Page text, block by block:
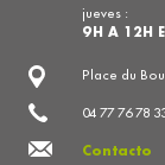
Place du
04 77 76 78
Contacto
jueves :
9H A 12H